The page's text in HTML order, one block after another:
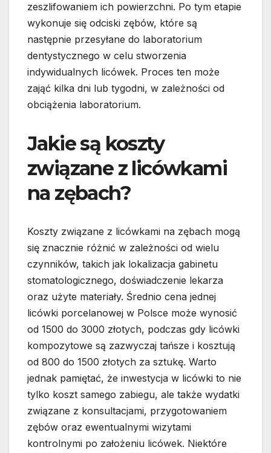
zeszlifowaniem ich powierzchni. Po tym etapie
wykonuje się odciski zębów, które są
następnie przesyłane do laboratorium
dentystycznego w celu stworzenia
indywidualnych licówek. Proces ten może
zająć kilka dni lub tygodni, w zależności od
obciążenia laboratorium.
Jakie są koszty
związane z licówkami
na zębach?
Koszty związane z licówkami na zębach mogą
się znacznie różnić w zależności od wielu
czynników, takich jak lokalizacja gabinetu
stomatologicznego, doświadczenie lekarza
oraz użyte materiały. Średnio cena jednej
licówki porcelanowej w Polsce może wynosić
od 1500 do 3000 złotych, podczas gdy licówki
kompozytowe są zazwyczaj tańsze i kosztują
od 800 do 1500 złotych za sztukę. Warto
jednak pamiętać, że inwestycja w licówki to nie
tylko koszt samego zabiegu, ale także wydatki
związane z konsultacjami, przygotowaniem
zębów oraz ewentualnymi wizytami
kontrolnymi po założeniu licówek. Niektóre